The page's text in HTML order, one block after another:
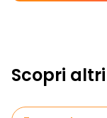
Scopri